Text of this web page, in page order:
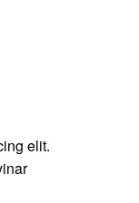
elit.